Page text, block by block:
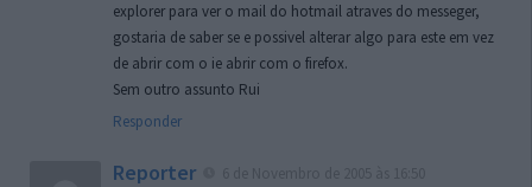
explorer para ver o mail do hotmail atraves do messeger,
gostaria de saber se e possivel alterar algo para este em vez
de abrir com o ie abrir com o firefox.
Sem outro assunto Rui
Responder
Reporter